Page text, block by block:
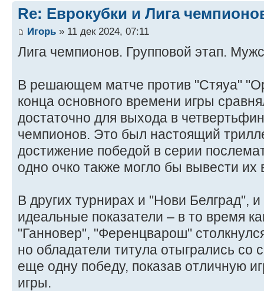
Re: Еврокубки и Лига
Игорь » 11 дек 2024, 07:11
Лига чемпионов. Групповой этап.
В решающем матче против "Стяуа"
конца основного времени игры
достаточно для выхода в
чемпионов. Это был настоящий
достижение победой в серии
одно очко также могло бы вывести их
В других турнирах и "Нови Белград",
идеальные показатели – в то время
"Ганновер", "Ференцварош"
но обладатели титула отыгрались со
еще одну победу, показав отличную
игры.